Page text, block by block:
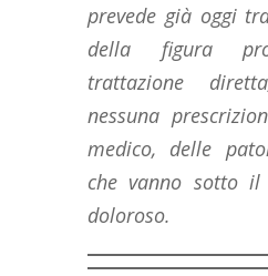
prevede già oggi
della figura
trattazione
nessuna
medico, delle
che vanno sotto
doloroso.